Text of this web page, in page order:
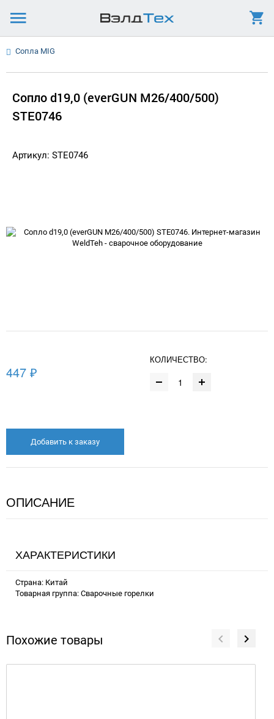
Сопла MIG
Сопло d19,0 (everGUN M26/400/500)
STЕ0746
Артикул: STE0746
447 ₽
КОЛИЧЕСТВО:
Добавить к заказу
ОПИСАНИЕ
ХАРАКТЕРИСТИКИ
Страна: Китай
Товарная группа: Сварочные горелки
Похожие товары